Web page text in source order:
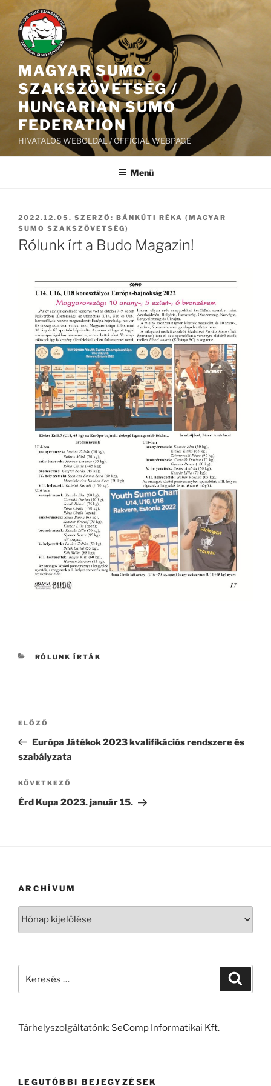
Tartalomhoz
MAGYAR SUMO
SZAKSZÖVETSÉG /
HUNGARIAN SUMO
FEDERATION
HIVATALOS WEBOLDAL / OFFICIAL WEBPAGE
Menü
BEKÜLDVE:
2022.12.05. SZERZŐ: BÁNKÚTI RÉKA (MAGYAR
SUMO SZAKSZÖVETSÉG)
Rólunk írt a Budo Magazin!
KATEGÓRIÁK
RÓLUNK ÍRTÁK
Bejegyzés
Korábbi
bejegyzés
ELŐZŐ
Európa Játékok 2023 kvalifikációs rendszere és
szabályzata
Következő
bejegyzés
KÖVETKEZŐ
Érd Kupa 2023. január 15.
ARCHÍVUM
Tárhelyszolgáltatónk: SeComp Informatikai Kft.
LEGUTÓBBI BEJEGYZÉSEK